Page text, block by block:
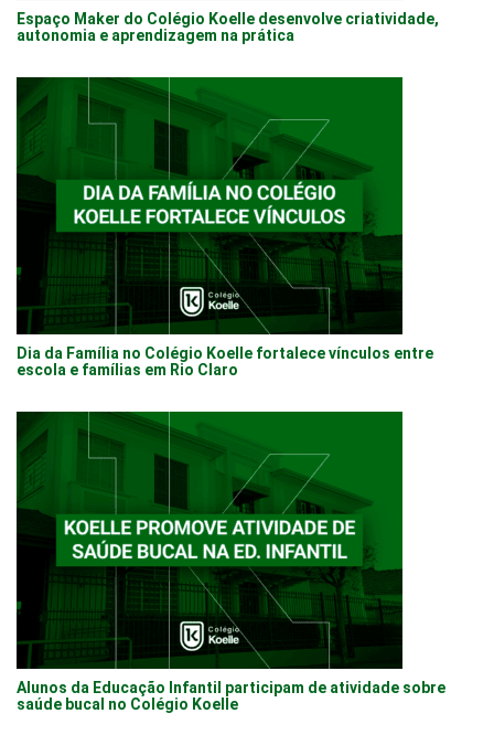
Espaço Maker do Colégio Koelle desenvolve criatividade,
autonomia e aprendizagem na prática
Dia da Família no Colégio Koelle fortalece vínculos entre
escola e famílias em Rio Claro
Alunos da Educação Infantil participam de atividade sobre
saúde bucal no Colégio Koelle